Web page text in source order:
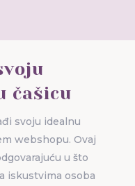
čašicu
svoju idealnu
webshopu. Ovaj
u što
iskustvima osoba